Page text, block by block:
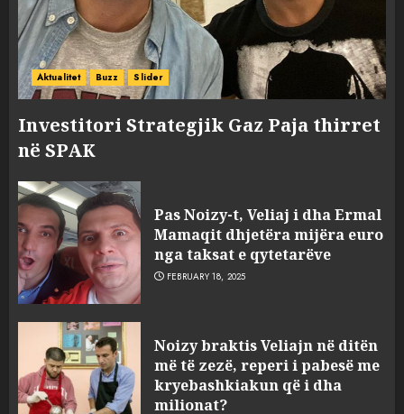
Aktualitet Buzz Slider
Investitori Strategjik Gaz Paja thirret
në SPAK
Pas Noizy-t, Veliaj i dha Ermal
Mamaqit dhjetëra mijëra euro
nga taksat e qytetarëve
FEBRUARY 18, 2025
Noizy braktis Veliajn në ditën
më të zezë, reperi i pabesë me
kryebashkiakun që i dha
milionat?
sulmuan “One Albania”,
ngjarja u fsheh. A u vodhën
serverat?
MARCH 25, 2025